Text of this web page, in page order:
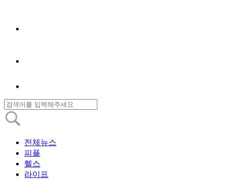
전체뉴스
피플
헬스
라이프